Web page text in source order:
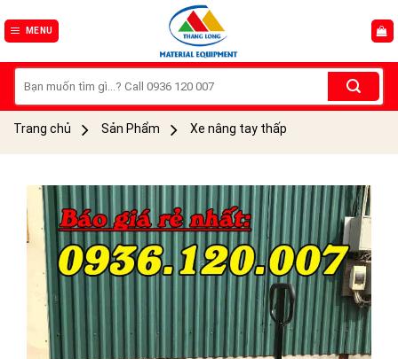
to
MENU
kiếm:
Trang chủ Sản Phẩm Xe nâng tay thấp